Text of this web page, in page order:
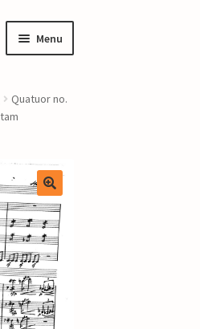
Menu
uitvouwen
Quatuor no.